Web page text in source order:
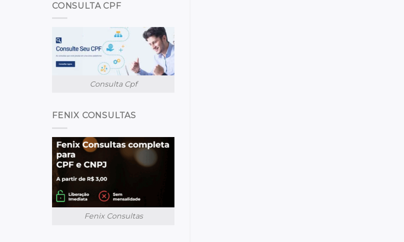
CONSULTA CPF
Consulta Cpf
FENIX CONSULTAS
Fenix Consultas